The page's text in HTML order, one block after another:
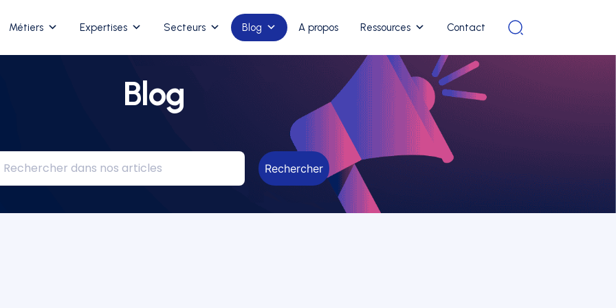
Contact
Ressources
A propos
Blog
Secteurs
Expertises
Métiers
Blog
Rechercher